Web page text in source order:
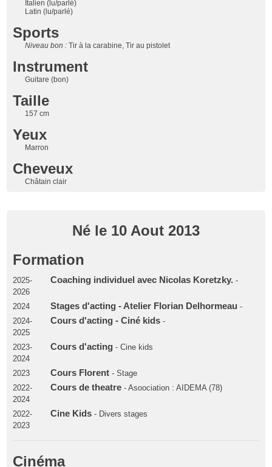
Italien (lu/parlé)
Latin (lu/parlé)
Sports
Niveau bon :Tir à la carabine, Tir au pistolet
Instrument
Guitare (bon)
Taille
157 cm
Yeux
Marron
Cheveux
Châtain clair
Né le 10 Aout 2013
Formation
2025-
2026
Coaching individuel avec Nicolas Koretzky. -
2024 Stages d'acting - Atelier Florian Delhormeau-
2024-
2025
Cours d'acting - Ciné kids -
2023-
2024
Cours d'acting- Cine kids
2023 Cours Florent- Stage
2022-
2024
Cours de theatre- Asoociation : AIDEMA (78)
2022-
2023
Cine Kids- Divers stages
Cinéma